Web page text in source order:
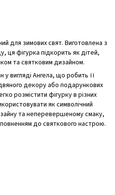
для зимових свят. Виготовлена з
ця фігурка підкорить як дітей,
та святковим дизайном.
вигляді Ангела, що робить її
декору або подарункових
розмістити фігурку в різних
як символічний
та неперевершеному смаку,
до святкового настрою.